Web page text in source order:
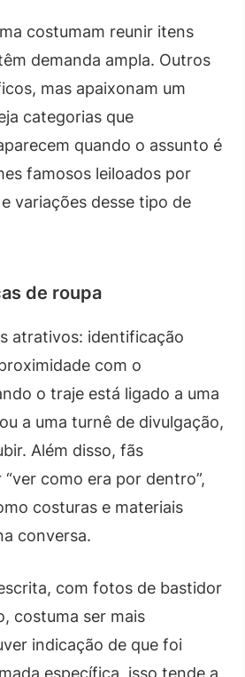
costumam reunir itens
demanda ampla. Outros
mas apaixonam um
categorias que
quando o assunto é
famosos leiloados por
variações desse tipo de
de roupa
atrativos: identificação
com o
o traje está ligado a uma
a uma turnê de divulgação,
Além disso, fãs
como era por dentro”,
costuras e materiais
conversa.
com fotos de bastidor
costuma ser mais
indicação de que foi
específica, isso tende a